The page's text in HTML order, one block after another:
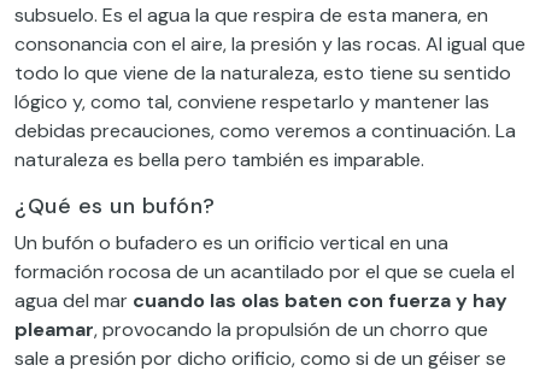
subsuelo. Es el agua la que respira de esta manera, en
consonancia con el aire, la presión y las rocas. Al igual que
todo lo que viene de la naturaleza, esto tiene su sentido
lógico y, como tal, conviene respetarlo y mantener las
debidas precauciones, como veremos a continuación. La
naturaleza es bella pero también es imparable.
¿Qué es un bufón?
Un bufón o bufadero es un orificio vertical en una
formación rocosa de un acantilado por el que se cuela el
agua del mar cuando las olas baten con fuerza y hay
pleamar, provocando la propulsión de un chorro que
sale a presión por dicho orificio, como si de un géiser se